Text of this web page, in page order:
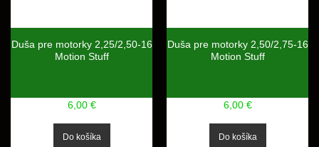
Duša pre motorky 2,25/2,50-16
Motion Stuff
6,00 €
Duša pre motorky 2,50/2,75-16
Motion Stuff
6,00 €